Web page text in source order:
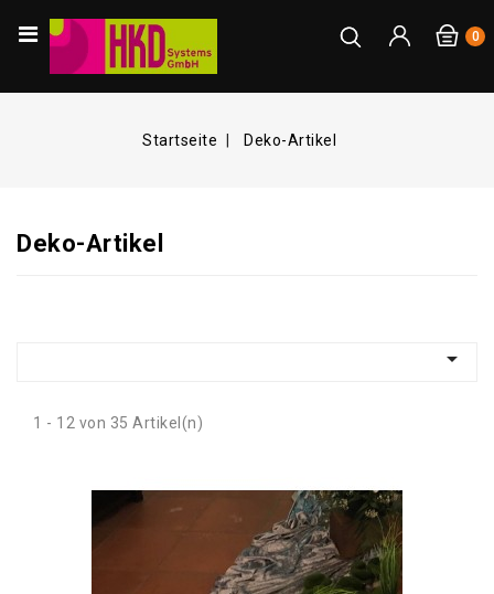
0
Startseite Deko-Artikel
Deko-Artikel

1 - 12 von 35 Artikel(n)